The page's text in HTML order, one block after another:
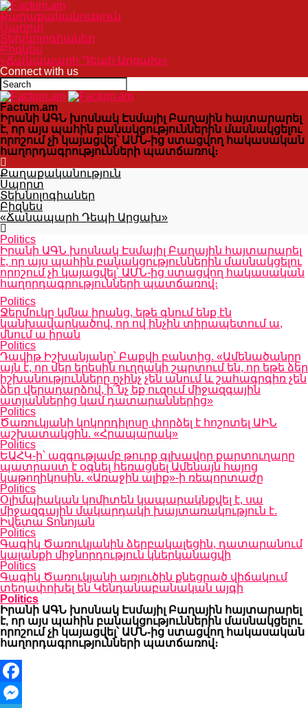
Քաղաքականություն
Սպորտ
Տեխնոլոգիաներ
Բիզնես
«Ճանապարհ Դեպի Արցախ»
Connect with us
Factum.am
Իրանի ԱԳՆ խոսնակ Էսմայիլ Բաղային հայտարարել
է, որ այս պահին բանակցություններին մասնակցելու
որոշում չի կայացվել՝ ԱՄՆ-ից ստացվող հակասական
հաղորդագրությունների պատճառով։
Քաղաքականություն
Սպորտ
Տեխնոլոգիաներ
Բիզնես
«Ճանապարհ Դեպի Արցախ»
Politics
Իրանի ԱԳՆ խոսնակ Էսմայիլ Բաղային հայտարարել
է, որ այս պահին բանակցություններին մասնակցելու
որոշում չի կայացվել՝ ԱՄՆ-ից ստացվող հակասական
հաղորդագրությունների պատճառով։
Politics
Ջերմուկը կմնա իրանց, եթե գնում ենք էն
կանխավարկածով, որ ով ինչին տիրապետում ա,
մնում ա իրան
Politics
Դավիթ Իշխանյանը՝ Բաքվի բանտից. «Ամենածանրը
այն է, որ մեր երեսին ուղղակի շպրտում են, որ եթե ձեր
իշխանությունները ոչինչ չեն անում և շահագրգիռ չեն
ձեր վերադարձով, ի՞նչ եք ուզում միջազգային
ատյաններից կամ դատարաններից»
Politics
Ծառուկյանի կոկորդիլոսը փորձել է հոշոտել ԱԻՆ
աշխատակցին. «Հրապարակ»
Politics
ԵԱՀԿ-ի՝ ազգությամբ թուրք գլխավոր քարտուղարը
պատրաստ է օգնել հեռացնել Ամենայն հայոց
կաթողիկոսին. «Առաջին ալիք»-ի ռեպորտաժը
Politics
Օլիմպիական կոմիտեն կապարակնքվել է, սա
միջազգային մակարդակի խայտառակություն է.
Իվետա Տոնոյան
Politics
Գագիկ Ծառուկյանին ձերբակալեցին, դատարանում
կալանքի միջնորդություն կներկանացվի
Politics
Գագիկ Ծառուկյանի առյուծին քնեցրած վիճակում
տեղափոխել են Կենդանաբանական այգի
Politics
Իրանի ԱԳՆ խոսնակ Էսմայիլ Բաղային հայտարարել
է, որ այս պահին բանակցություններին մասնակցելու
որոշում չի կայացվել՝ ԱՄՆ-ից ստացվող հակասական
հաղորդագրությունների պատճառով։
Facebook